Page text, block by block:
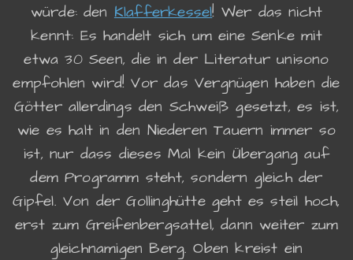
würde: den Klafferkessel! Wer das nicht
kennt: Es handelt sich um eine Senke mit
etwa 30 Seen, die in der Literatur unisono
empfohlen wird! Vor das Vergnügen haben die
Götter allerdings den Schweiß gesetzt, es ist,
wie es halt in den Niederen Tauern immer so
ist, nur dass dieses Mal kein Übergang auf
dem Programm steht, sondern gleich der
Gipfel. Von der Gollinghütte geht es steil hoch,
erst zum Greifenbergsattel, dann weiter zum
gleichnamigen Berg. Oben kreist ein